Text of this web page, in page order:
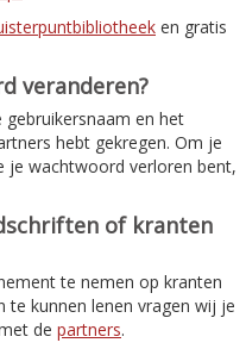
en gratis
veranderen?
gebruikersnaam en het
hebt gekregen. Om je
je wachtwoord verloren bent,
of kranten
te nemen op kranten
kunnen lenen vragen wij je
de partners.